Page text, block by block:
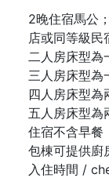
2晚住宿馬公
店或同等級民
二人房床型為
三人房床型為
四人房床型為
五人房床型為
住宿不含早餐
包棟可提供廚
入住時間 /